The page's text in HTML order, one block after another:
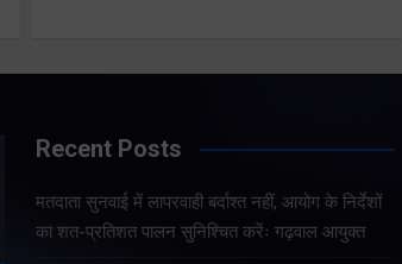
Recent Posts
मतदाता सुनवाई में लापरवाही बर्दाश्त नहीं, आयोग के निर्देशों
का शत-प्रतिशत पालन सुनिश्चित करेंः गढ़वाल आयुक्त
Share Nowदेहरादून।